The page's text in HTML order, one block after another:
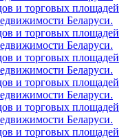
и торговых площадей
Беларуси.
и торговых площадей
Беларуси.
и торговых площадей
Беларуси.
и торговых площадей
Беларуси.
и торговых площадей
Беларуси.
и торговых площадей